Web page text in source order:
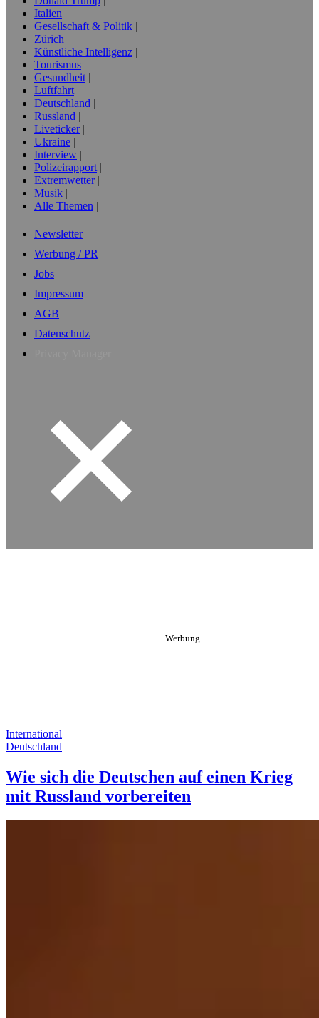
Italien
Gesellschaft & Politik
Zürich
Künstliche Intelligenz
Tourismus
Gesundheit
Luftfahrt
Deutschland
Russland
Liveticker
Ukraine
Interview
Polizeirapport
Extremwetter
Musik
Alle Themen
Newsletter
Werbung / PR
Jobs
Impressum
AGB
Datenschutz
International
Deutschland
Wie sich die Deutschen auf einen Krieg
mit Russland vorbereiten